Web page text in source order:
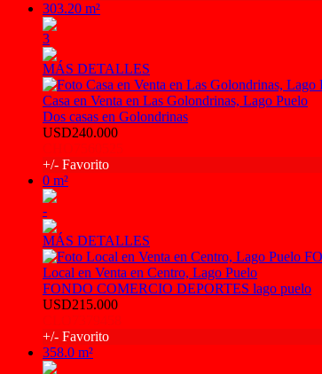
303.20 m²
3
MÁS DETALLES
Casa en Venta en Las Golondrinas, Lago Puelo
Dos casas en Golondrinas
USD240.000
+/- Favorito
0 m²
-
MÁS DETALLES
Local en Venta en Centro, Lago Puelo
FONDO COMERCIO DEPORTES lago puelo
USD215.000
+/- Favorito
358.0 m²